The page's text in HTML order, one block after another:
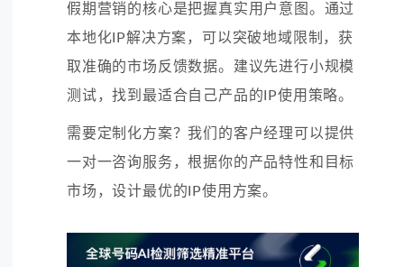
假期营销的核心是把握真实用户意图。通过
本地化IP解决方案，可以突破地域限制，获
取准确的市场反馈数据。建议先进行小规模
测试，找到最适合自己产品的IP使用策略。
需要定制化方案？我们的客户经理可以提供
一对一咨询服务，根据你的产品特性和目标
市场，设计最优的IP使用方案。